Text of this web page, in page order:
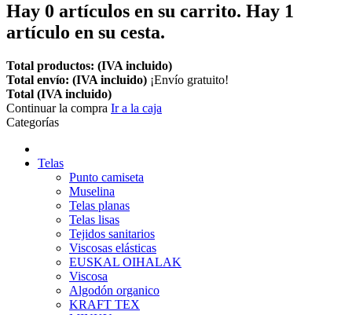
Hay 0 artículos en su carrito. Hay 1
artículo en su cesta.
Total productos: (IVA incluido)
Total envío: (IVA incluido) ¡Envío gratuito!
Total (IVA incluido)
Continuar la compra Ir a la caja
Categorías
Telas
Punto camiseta
Muselina
Telas planas
Telas lisas
Tejidos sanitarios
Viscosas elásticas
EUSKAL OIHALAK
Viscosa
Algodón organico
KRAFT TEX